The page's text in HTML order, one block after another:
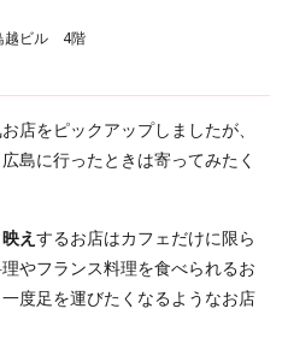
越ビル 4階
店をピックアップしましたが、
島に行ったときは寄ってみたく
え するお店はカフェだけに限ら
やフランス料理を食べられるお
度足を運びたくなるようなお店